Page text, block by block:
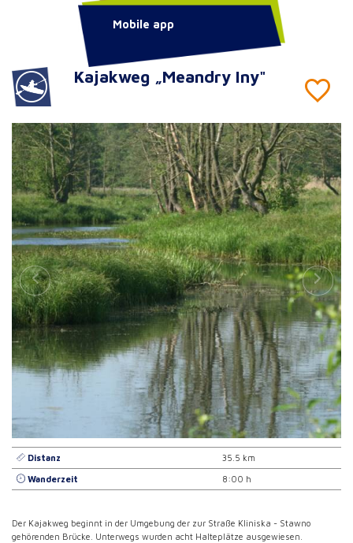
Kajakweg „Meandry Iny"
Distanz 35.5 km
Wanderzeit 8:00 h
Der Kajakweg beginnt in der Umgebung der zur Straße Kliniska - Stawno
gehörenden Brücke. Unterwegs wurden acht Halteplätze ausgewiesen.
Mobile app